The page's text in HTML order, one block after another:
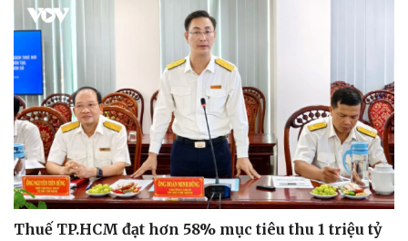
Thuế TP.HCM đạt hơn 58% mục tiêu thu 1 triệu tỷ